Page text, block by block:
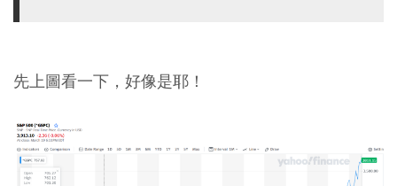
先上圖看一下，好像是耶！